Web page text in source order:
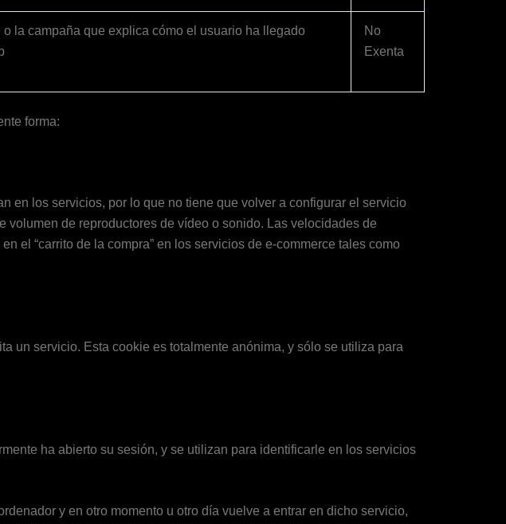
la campaña que explica cómo el usuario ha llegado
No
Exenta
forma:
en los servicios, por lo que no tiene que volver a configurar el servicio
de reproductores de vídeo o sonido. Las velocidades de
el “carrito de la compra” en los servicios de e-commerce tales como
un servicio. Esta cookie es totalmente anónima, y sólo se utiliza para
ha abierto su sesión, y se utilizan para identificarle en los servicios
y en otro momento u otro día vuelve a entrar en dicho servicio,